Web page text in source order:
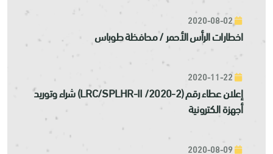
2020-08-02
اخطارات الرأس الأحمر / محافظة طوباس
إعلان عطاء رقم (LRC/SPLHR-II /2020-2) شراء وتوريد
أجهزة الكترونية